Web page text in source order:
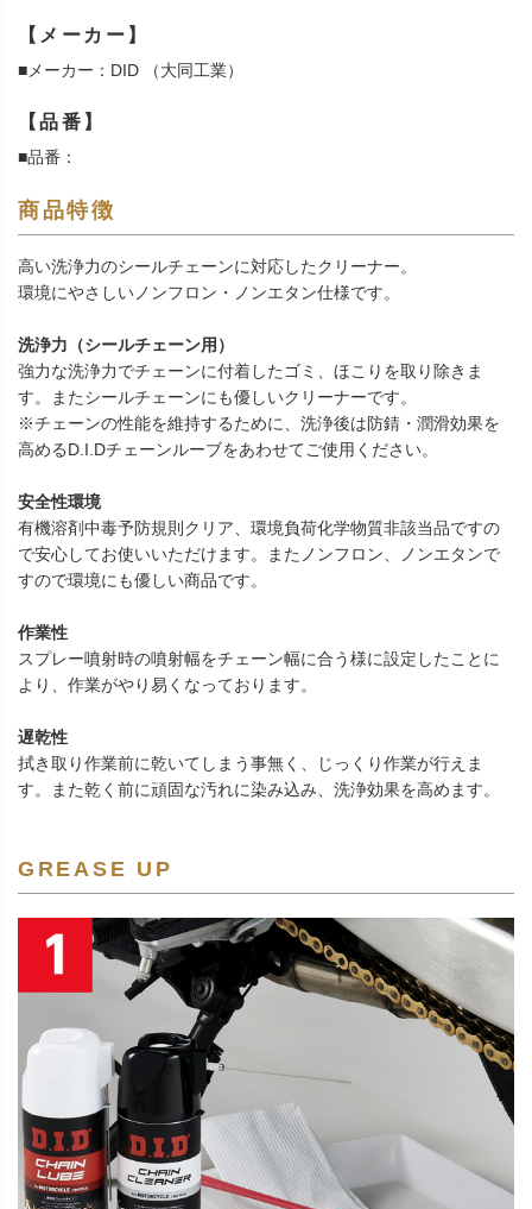
【メーカー】
■メーカー：DID （大同工業）
【品番】
■品番：
商品特徴
高い洗浄力のシールチェーンに対応したクリーナー。
環境にやさしいノンフロン・ノンエタン仕様です。
洗浄力（シールチェーン用）
強力な洗浄力でチェーンに付着したゴミ、ほこりを取り除きま
す。またシールチェーンにも優しいクリーナーです。
※チェーンの性能を維持するために、洗浄後は防錆・潤滑効果を
高めるD.I.Dチェーンルーブをあわせてご使用ください。
安全性環境
有機溶剤中毒予防規則クリア、環境負荷化学物質非該当品ですの
で安心してお使いいただけます。またノンフロン、ノンエタンで
すので環境にも優しい商品です。
作業性
スプレー噴射時の噴射幅をチェーン幅に合う様に設定したことに
より、作業がやり易くなっております。
遅乾性
拭き取り作業前に乾いてしまう事無く、じっくり作業が行えま
す。また乾く前に頑固な汚れに染み込み、洗浄効果を高めます。
GREASE UP